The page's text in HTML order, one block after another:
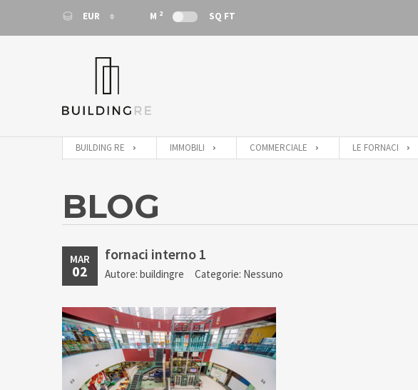
EUR
EUR
EUR
M 2 SQ FT
BUILDING RE IMMOBILI COMMERCIALE LE FORNACI
BLOG
MAR
02
fornaci interno 1
Autore: buildingre Categorie: Nessuno